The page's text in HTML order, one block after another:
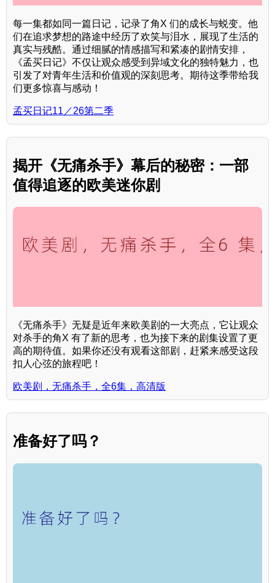
每一集都如同一篇日记，记录了角X 们的成长与蜕变。他
们在追求梦想的路途中经历了欢笑与泪水，展现了生活的
真实与残酷。通过细腻的情感描写和紧凑的剧情安排，
《孟买日记》不仅让观众感受到异域文化的独特魅力，也
引发了对青年生活和价值观的深刻思考。期待这季带给我
们更多惊喜与感动！
孟买日记11／26第二季
揭开《无痛杀手》幕后的秘密：一部
值得追逐的欧美迷你剧
《无痛杀手》无疑是近年来欧美剧的一大亮点，它让观众
对杀手的角X 有了新的思考，也为接下来的剧集设置了更
高的期待值。如果你还没有观看这部剧，赶紧来感受这段
扣人心弦的旅程吧！
欧美剧，无痛杀手，全6集，高清版
准备好了吗？